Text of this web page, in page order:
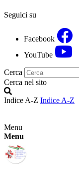
Seguici su
Facebook
YouTube
Cerca
Cerca nel sito
Indice A-Z Indice A-Z
Menu
Menu